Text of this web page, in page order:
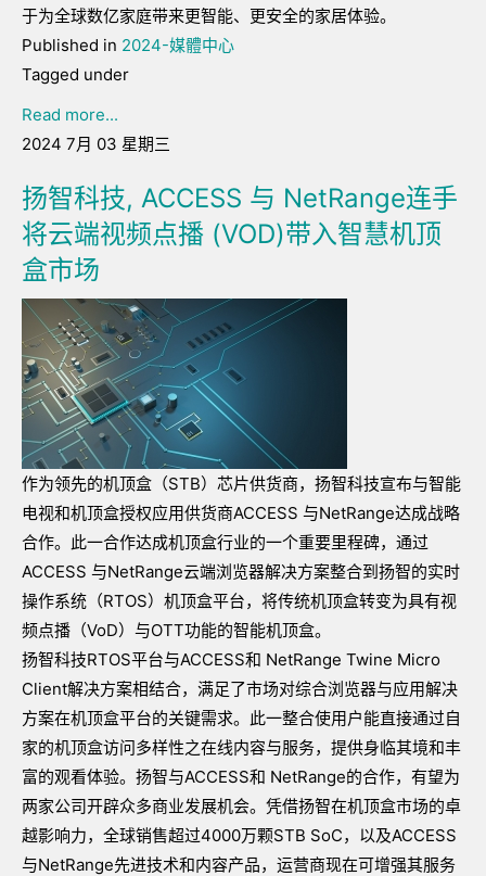
于为全球数亿家庭带来更智能、更安全的家居体验。
Published in 2024-媒體中心
Tagged under
Read more...
2024 7月 03 星期三
扬智科技, ACCESS 与 NetRange连手
将云端视频点播 (VOD)带入智慧机顶
盒市场
作为领先的机顶盒（STB）芯片供货商，扬智科技宣布与智能
电视和机顶盒授权应用供货商ACCESS 与NetRange达成战略
合作。此一合作达成机顶盒行业的一个重要里程碑，通过
ACCESS 与NetRange云端浏览器解决方案整合到扬智的实时
操作系统（RTOS）机顶盒平台，将传统机顶盒转变为具有视
频点播（VoD）与OTT功能的智能机顶盒。
扬智科技RTOS平台与ACCESS和 NetRange Twine Micro
Client解决方案相结合，满足了市场对综合浏览器与应用解决
方案在机顶盒平台的关键需求。此一整合使用户能直接通过自
家的机顶盒访问多样性之在线内容与服务，提供身临其境和丰
富的观看体验。扬智与ACCESS和 NetRange的合作，有望为
两家公司开辟众多商业发展机会。凭借扬智在机顶盒市场的卓
越影响力，全球销售超过4000万颗STB SoC，以及ACCESS
与NetRange先进技术和内容产品，运营商现在可增强其服务